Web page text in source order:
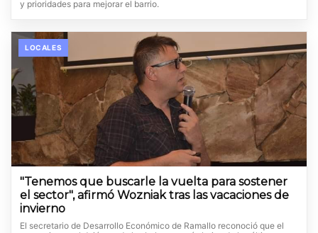
y prioridades para mejorar el barrio.
LOCALES
"Tenemos que buscarle la vuelta para sostener
el sector", afirmó Wozniak tras las vacaciones de
invierno
El secretario de Desarrollo Económico de Ramallo reconoció que el